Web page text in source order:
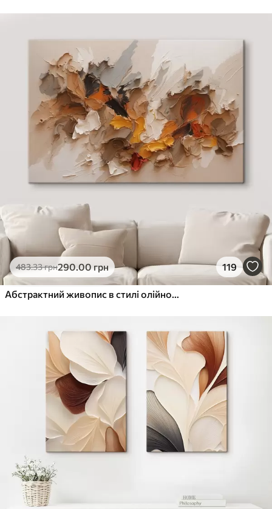
Від290.00грн
✓
Стійкість до вицвітання
Безпечне чорнило без запаху
Поверхня з текстурою полотна
Екологічний матеріал
Преміум
.00грн
✓Яскраві, насичені кольори
✓ Стійкість до вицвітання
Поверхня з текстурою полотна
✗ Екологічний матеріал
Еко-Преміум
Від .00грн
✓Яскраві, насичені кольори
Поверхня з текстурою полотна
Екологічний матеріал
483.33грн290.00грн 119
Абстрактний живопис в стилі олійного живопису